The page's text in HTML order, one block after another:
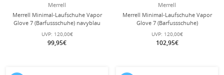
Merrell
Merrell Minimal-Laufschuhe Vapor
Glove 7 (Barfussschuhe) navyblau
Herren
UVP: 120,00€
99,95€
Merrell
Merrell Minimal-Laufschuhe Vapor
Glove 7 (Barfussschuhe)
hellbraun/beige Damen
UVP: 120,00€
102,95€